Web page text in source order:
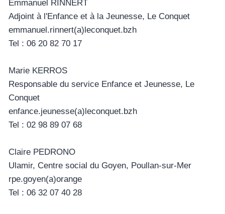
Emmanuel RINNERT
Adjoint à l'Enfance et à la Jeunesse, Le Conquet
emmanuel.rinnert(a)leconquet.bzh
Tel : 06 20 82 70 17
Marie KERROS
Responsable du service Enfance et Jeunesse, Le
Conquet
enfance.jeunesse(a)leconquet.bzh
Tel : 02 98 89 07 68
Claire PEDRONO
Ulamir, Centre social du Goyen, Poullan-sur-Mer
rpe.goyen(a)orange
Tel : 06 32 07 40 28